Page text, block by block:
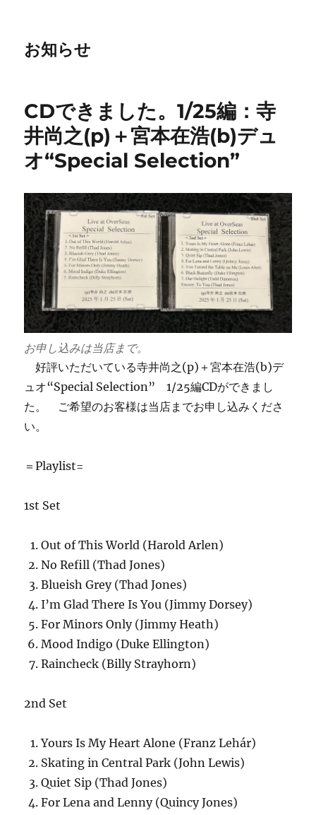
お知らせ
CDできました。1/25編：寺
井尚之(p)＋宮本在浩(b)デュ
オ“Special Selection”
お申し込みは当店まで。
好評いただいている寺井尚之(p)＋宮本在浩(b)デ
ュオ“Special Selection” 1/25編CDができまし
た。 ご希望のお客様は当店までお申し込みくださ
い。
＝Playlist=
1st Set
Out of This World (Harold Arlen)
No Refill (Thad Jones)
Blueish Grey (Thad Jones)
I’m Glad There Is You (Jimmy Dorsey)
For Minors Only (Jimmy Heath)
Mood Indigo (Duke Ellington)
Raincheck (Billy Strayhorn)
2nd Set
Yours Is My Heart Alone (Franz Lehár)
Skating in Central Park (John Lewis)
Quiet Sip (Thad Jones)
For Lena and Lenny (Quincy Jones)